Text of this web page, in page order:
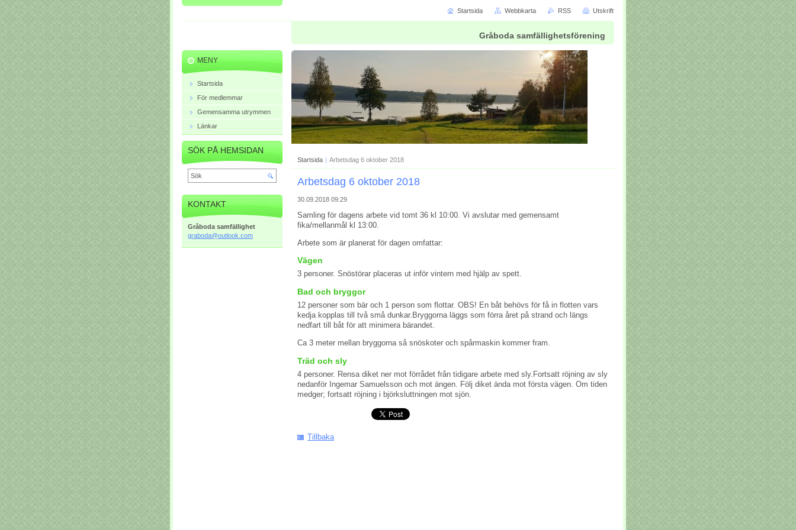
Gråboda samfällighetsförening
Startsida | Arbetsdag 6 oktober 2018
Arbetsdag 6 oktober 2018
30.09.2018 09:29
Samling för dagens arbete vid tomt 36 kl 10:00. Vi avslutar med gemensamt
fika/mellanmål kl 13:00.
Arbete som är planerat för dagen omfattar:
Vägen
3 personer. Snöstörar placeras ut inför vintern med hjälp av spett.
Bad och bryggor
12 personer som bär och 1 person som flottar. OBS! En båt behövs för få in flotten vars
kedja kopplas till två små dunkar.Bryggorna läggs som förra året på strand och längs
nedfart till båt för att minimera bärandet.
Ca 3 meter mellan bryggorna så snöskoter och spårmaskin kommer fram.
Träd och sly
4 personer. Rensa diket ner mot förrådet från tidigare arbete med sly.Fortsatt röjning av sly
nedanför Ingemar Samuelsson och mot ängen. Följ diket ända mot första vägen. Om tiden
medger; fortsatt röjning i björksluttningen mot sjön.
Tillbaka
MENY
Startsida
För medlemmar
Gemensamma utrymmen
Länkar
SÖK PÅ HEMSIDAN
KONTAKT
Gråboda samfällighet
graboda@outlook. com
Startsida Webbkarta RSS Utskrift